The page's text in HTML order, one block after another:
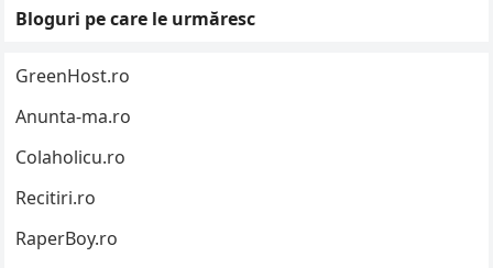
Bloguri pe care le urmăresc
GreenHost.ro
Anunta-ma.ro
Colaholicu.ro
Recitiri.ro
RaperBoy.ro